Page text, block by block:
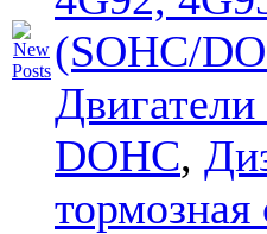
(SOHC/
DOHC,
тормозная